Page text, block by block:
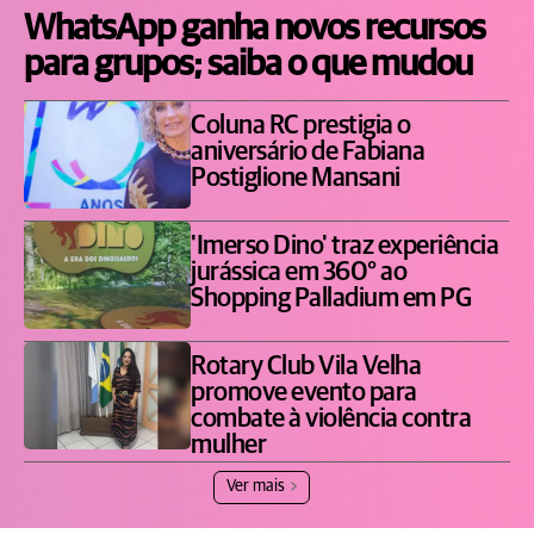
WhatsApp ganha novos recursos
para grupos; saiba o que mudou
Coluna RC prestigia o
aniversário de Fabiana
Postiglione Mansani
'Imerso Dino' traz experiência
jurássica em 360° ao
Shopping Palladium em PG
Rotary Club Vila Velha
promove evento para
combate à violência contra
mulher
Ver mais